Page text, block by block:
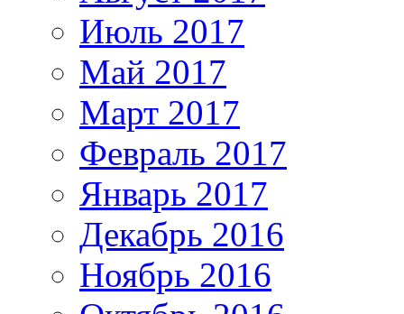
Июль 2017
Май 2017
Март 2017
Февраль 2017
Январь 2017
Декабрь 2016
Ноябрь 2016